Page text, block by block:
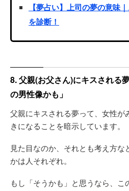
【夢占い】上司の夢の意味
を診断！
8. 父親(お父さん)にキスされる
の男性像かも」
父親にキスされる夢って、女性が
きになることを暗示しています。
見た目なのか、それとも考え方な
かは人それぞれ。
もし「そうかも」と思うなら、こ